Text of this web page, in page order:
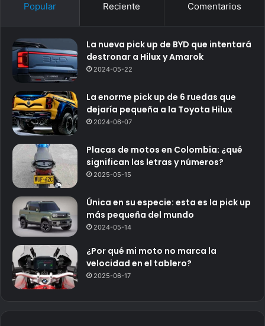
Popular Reciente Comentarios
La nueva pick up de BYD que intentará
destronar a Hilux y Amarok
2024-05-22
La enorme pick up de 6 ruedas que
dejaría pequeña a la Toyota Hilux
2024-06-07
Placas de motos en Colombia: ¿qué
significan las letras y números?
2025-05-15
Única en su especie: esta es la pick up
más pequeña del mundo
2024-05-14
¿Por qué mi moto no marca la
velocidad en el tablero?
2025-06-17